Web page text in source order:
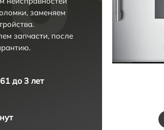
заменяем
запчасти, после
до 3 лет